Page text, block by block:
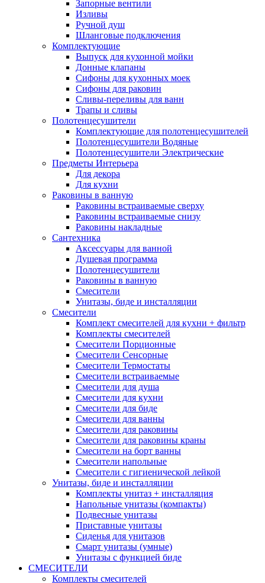
Запорные вентили
Изливы
Ручной душ
Шланговые подключения
Комплектующие
Выпуск для кухонной мойки
Донные клапаны
Сифоны для кухонных моек
Сифоны для раковин
Сливы-переливы для ванн
Трапы и сливы
Полотенцесушители
Комплектующие для полотенцесушителей
Полотенцесушители Водяные
Полотенцесушители Электрические
Предметы Интерьера
Для декора
Для кухни
Раковины в ванную
Раковины встраиваемые сверху
Раковины встраиваемые снизу
Раковины накладные
Сантехника
Аксессуары для ванной
Душевая программа
Полотенцесушители
Раковины в ванную
Смесители
Унитазы, биде и инсталляции
Смесители
Комплект смесителей для кухни + фильтр
Комплекты смесителей
Смесители Порционные
Смесители Сенсорные
Смесители Термостаты
Смесители встраиваемые
Смесители для душа
Смесители для кухни
Смесители для биде
Смесители для ванны
Смесители для раковины
Смесители для раковины краны
Смесители на борт ванны
Смесители напольные
Смесители с гигиенической лейкой
Унитазы, биде и инсталляции
Комплекты унитаз + инсталляция
Напольные унитазы (компакты)
Подвесные унитазы
Приставные унитазы
Сиденья для унитазов
Смарт унитазы (умные)
Унитазы с функцией биде
СМЕСИТЕЛИ
Комплекты смесителей